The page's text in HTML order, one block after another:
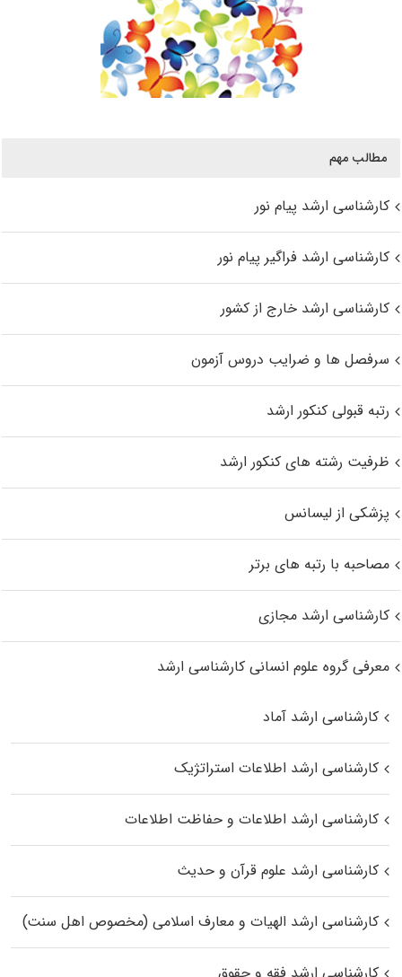
مطالب مهم
کارشناسی ارشد پیام نور
کارشناسی ارشد فراگیر پیام نور
کارشناسی ارشد خارج از کشور
سرفصل ها و ضرایب دروس آزمون
رتبه قبولی کنکور ارشد
ظرفیت رشته های کنکور ارشد
پزشکی از لیسانس
مصاحبه با رتبه های برتر
کارشناسی ارشد مجازی
معرفی گروه علوم انسانی کارشناسی ارشد
کارشناسی ارشد آماد
کارشناسی ارشد اطلاعات استراتژیک
کارشناسی ارشد اطلاعات و حفاظت اطلاعات
کارشناسی ارشد علوم قرآن و حدیث
کارشناسی ارشد الهیات و معارف اسلامی (مخصوص اهل سنت)